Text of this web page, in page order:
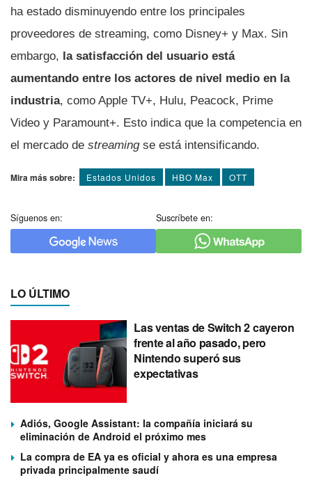
ha estado disminuyendo entre los principales
proveedores de streaming, como Disney+ y Max. Sin
embargo, la satisfacción del usuario está
aumentando entre los actores de nivel medio en la
industria, como Apple TV+, Hulu, Peacock, Prime
Video y Paramount+. Esto indica que la competencia en
el mercado de streamingse está intensificando.
Mira más sobre: Estados Unidos HBO Max OTT
Síguenos en: Suscríbete en:
LO ÚLTIMO
Las ventas de Switch 2 cayeron
frente al año pasado, pero
Nintendo superó sus
expectativas
Adiós, Google Assistant: la compañía iniciará su
eliminación de Android el próximo mes
La compra de EA ya es oficial y ahora es una empresa
privada principalmente saudí